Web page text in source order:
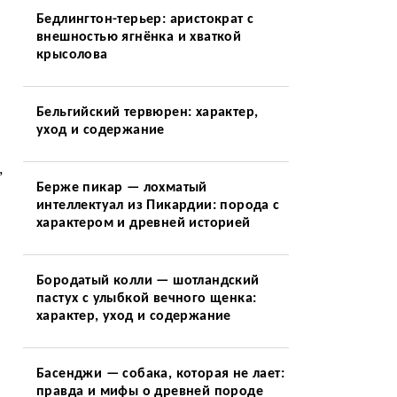
Бедлингтон-терьер: аристократ с
внешностью ягнёнка и хваткой
крысолова
Бельгийский тервюрен: характер,
уход и содержание
Берже пикар — лохматый
интеллектуал из Пикардии: порода с
характером и древней историей
Бородатый колли — шотландский
пастух с улыбкой вечного щенка:
характер, уход и содержание
Басенджи — собака, которая не лает:
правда и мифы о древней породе